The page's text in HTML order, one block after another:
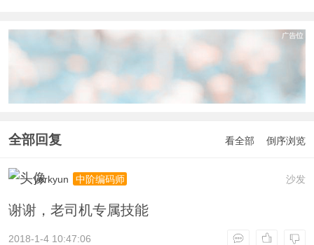
全部回复 看全部 倒序浏览
沙发
yorkyun 中阶编码师
谢谢，老司机专属技能
2018-1-4 10:47:06